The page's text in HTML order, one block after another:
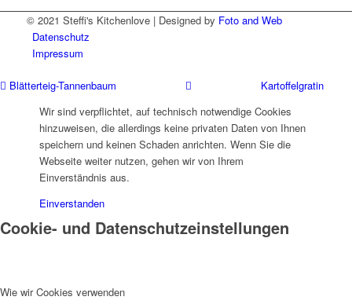
© 2021 Steffi's Kitchenlove | Designed by Foto and Web
Datenschutz
Impressum
Blätterteig-Tannenbaum
Kartoffelgratin
Wir sind verpflichtet, auf technisch notwendige Cookies
hinzuweisen, die allerdings keine privaten Daten von Ihnen
speichern und keinen Schaden anrichten. Wenn Sie die
Webseite weiter nutzen, gehen wir von Ihrem
Einverständnis aus.
Einverstanden
Cookie- und Datenschutzeinstellungen
Wie wir Cookies verwenden